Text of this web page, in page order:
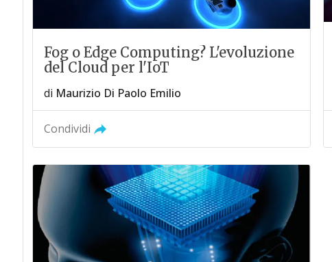
Fog o Edge Computing? L'evoluzione
del Cloud per l'IoT
di Maurizio Di Paolo Emilio
Condividi